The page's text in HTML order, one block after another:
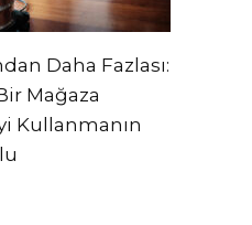
Daha Fazlası:
Mağaza
Kullanmanın